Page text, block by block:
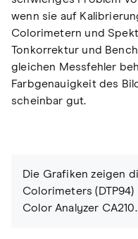
wenn sie auf
Colorimetern und
Tonkorrektur und
gleichen Messfehler
Farbgenauigkeit des
scheinbar gut.
Die Grafiken zeigen
Colorimeters
Color Analyzer CA210.